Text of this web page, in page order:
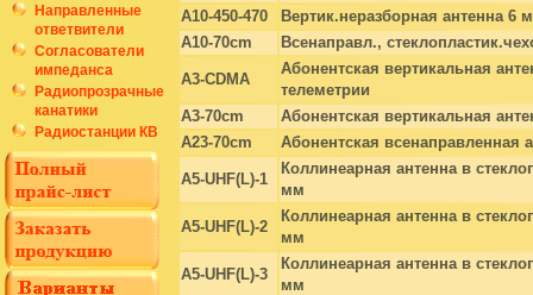
Направленные
ответвители
Согласователи
импеданса
Радиопрозрачные
канатики
Радиостанции КВ
A10-450-470
Вертик.неразборная антенна 6 м
A10-70cm
Всенаправл.,
A3-CDMA
Абонентская вертикальная
телеметрии
A3-70cm
Абонентская вертикальная
A23-70cm
Абонентская всенаправленная
A5-UHF(L)-1
Коллинеарная антенна в
мм
A5-UHF(L)-2
Коллинеарная антенна в
мм
A5-UHF(L)-3
Коллинеарная антенна в
мм